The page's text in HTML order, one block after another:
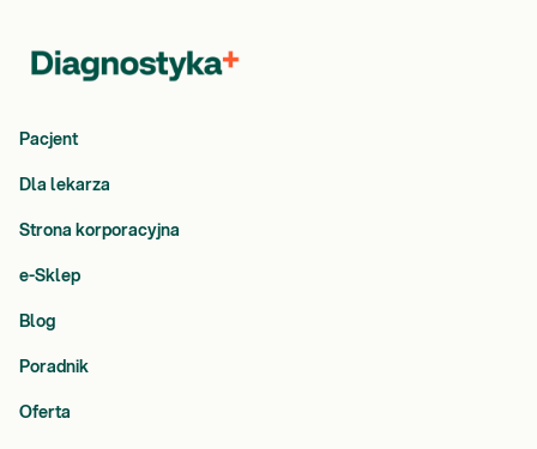
Pacjent
Dla lekarza
Strona korporacyjna
e-Sklep
Blog
Poradnik
Oferta